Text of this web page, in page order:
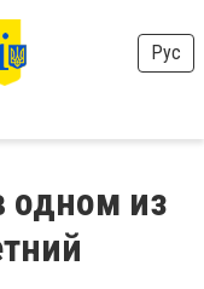
Рус
одном из